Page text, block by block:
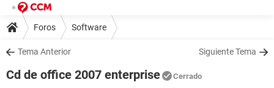
Foros Software
Tema Anterior Siguiente Tema
Cd de office 2007 enterprise Cerrado